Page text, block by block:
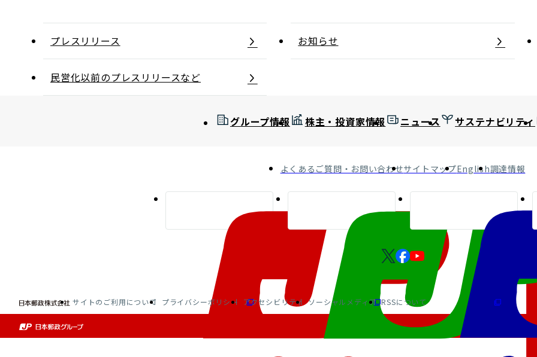
プレスリリース お知らせ
民営化以前のプレスリリースなど
グループ情報 株主・投資家情報 ニュース サステナビリティ
よくあるご質問・お問い合わせサイトマップEnglish調達情報
サイトのご利用について プライバシーポリシー アクセシビリティ ソーシャルメディア RSSについて